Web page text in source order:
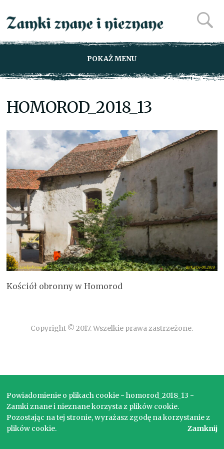
POKAŻ MENU
HOMOROD_2018_13
Kościół obronny w Homorod
Copyright © 2017. Wszelkie prawa zastrzeżone.
Powiadomienie o plikach cookie - homorod_2018_13 -
Zamki znane i nieznane korzysta z plików cookie.
Pozostając na tej stronie, wyrażasz zgodę na korzystanie z
plików cookie.
Zamknij